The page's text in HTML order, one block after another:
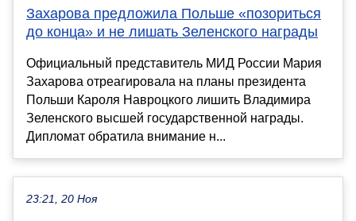
Захарова предложила Польше «позориться
до конца» и не лишать Зеленского награды
Официальный представитель МИД России Мария
Захарова отреагировала на планы президента
Польши Кароля Навроцкого лишить Владимира
Зеленского высшей государственной награды.
Дипломат обратила внимание н...
23:21, 20 Ноя